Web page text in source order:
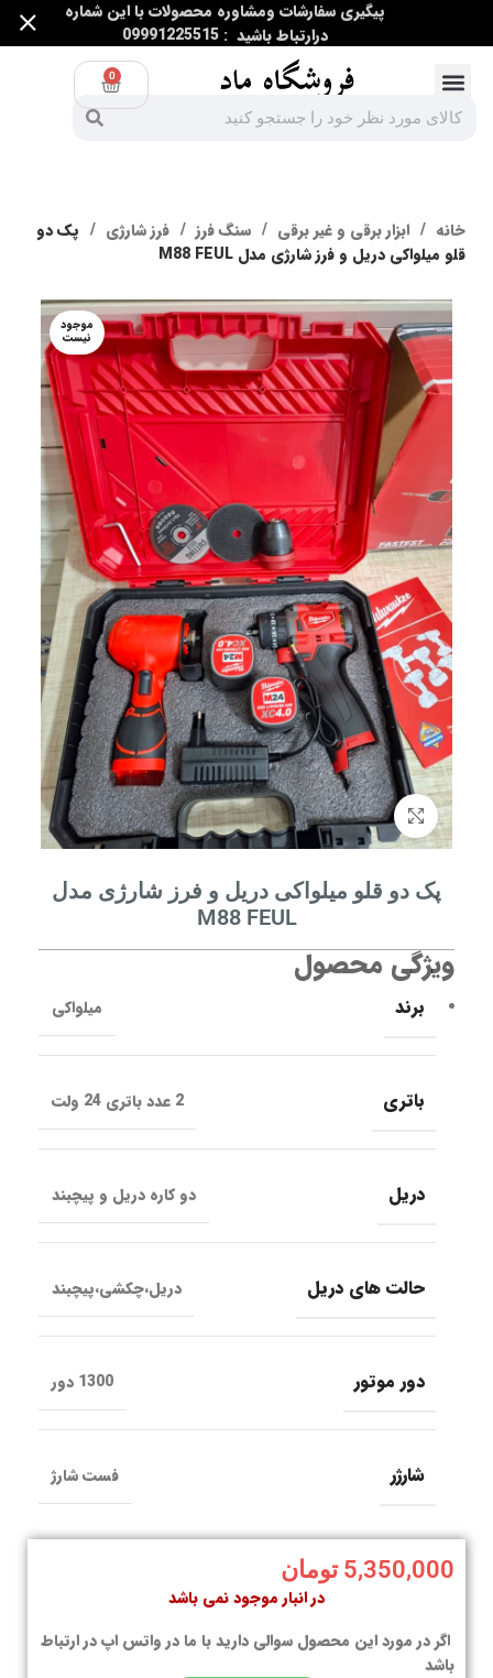
0
خانه ابزار برقی و غیر برقی سنگ فرز فرز شارژی
پک دو
قلو میلواکی دریل و فرز شارژی مدل M88 FEUL
موجود
نیست
برای بزرگنمایی کلیک کنید
پک دو قلو میلواکی دریل و فرز شارژی مدل
M88 FEUL
ویژگی محصول
برند میلواکی
باتری 2 عدد باتری 24 ولت
دریل دو کاره دریل و پیچبند
حالت های دریل دریل،چکشی،پیچبند
دور موتور 1300 دور
شارژر فست شارژ
5,350,000 تومان
در انبار موجود نمی باشد
اگر در مورد این محصول سوالی دارید با ما در واتس اپ در ارتباط
باشد
پیگیری سفارشات ومشاوره محصولات با این شماره
درارتباط باشید : 09991225515